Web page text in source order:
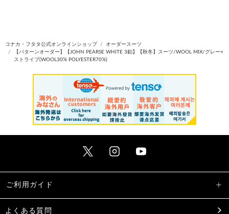
コナカ・フタタ公式オンラインショップ
オーダースーツ
【パターンオーダー】【JOHN PEARSE WHITE 3釦】【秋冬】スーツ/WOOL MIX/グレー×
ストライプ(WOOL30% POLYESTER70%)
ご利用ガイド
よくある質問